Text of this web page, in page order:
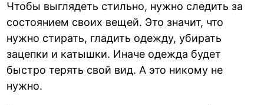
Чтобы выглядеть стильно, нужно следить за
состоянием своих вещей. Это значит, что
нужно стирать, гладить одежду, убирать
зацепки и катышки. Иначе одежда будет
быстро терять свой вид. А это никому не
нужно.